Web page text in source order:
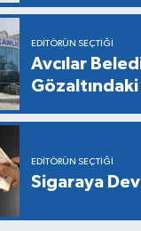
EDITÖRÜN SEÇTIĞI
Avcılar
EDITÖRÜN SEÇTIĞI
Sigaraya